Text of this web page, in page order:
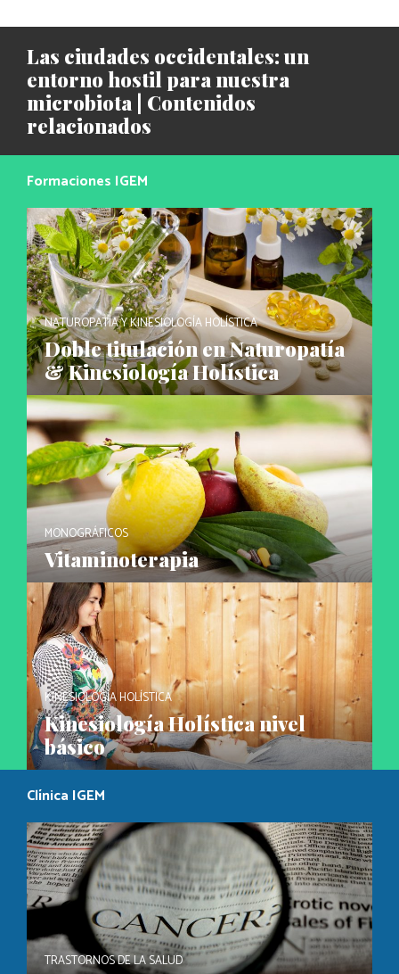
Las ciudades occidentales: un
entorno hostil para nuestra
microbiota | Contenidos
relacionados
Formaciones IGEM
NATUROPATÍA Y KINESIOLOGÍA HOLÍSTICA
Doble titulación en Naturopatía
& Kinesiología Holística
MONOGRÁFICOS
Vitaminoterapia
KINESIOLOGÍA HOLÍSTICA
Kinesiología Holística nivel
básico
Clínica IGEM
TRASTORNOS DE LA SALUD